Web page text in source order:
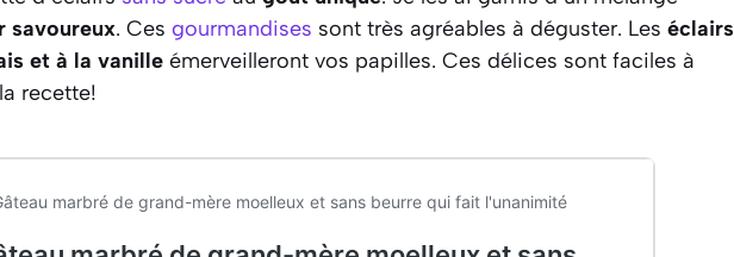
savoureux. Ces gourmandises sont très agréables à déguster. Les éclairs
et à la vanille émerveilleront vos papilles. Ces délices sont faciles à
recette!